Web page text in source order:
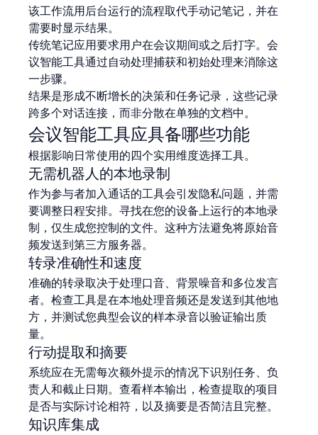
该工作流用后台运行的流程取代手动记笔记，并在
需要时显示结果。
传统笔记应用要求用户在会议期间或之后打字。会
议智能工具通过自动处理捕获和初始处理来消除这
一步骤。
结果是形成不断增长的决策和任务记录，这些记录
跨多个对话连接，而非分散在单独的文档中。
会议智能工具应具备哪些功能
根据影响日常使用的四个实用维度选择工具。
无需机器人的本地录制
作为参与者加入通话的工具会引发隐私问题，并需
要调整日程安排。寻找在您的设备上运行的本地录
制，仅生成您控制的文件。这种方法避免将原始音
频发送到第三方服务器。
转录准确性和速度
准确的转录取决于处理口音、背景噪音和多位发言
者。检查工具是在本地处理音频还是发送到其他地
方，并测试您典型会议的样本录音以验证输出质
量。
行动提取和摘要
系统应在无需每次额外提示的情况下识别任务、负
责人和截止日期。查看样本输出，检查提取的项目
是否与实际讨论相符，以及摘要是否简洁且完整。
知识库集成